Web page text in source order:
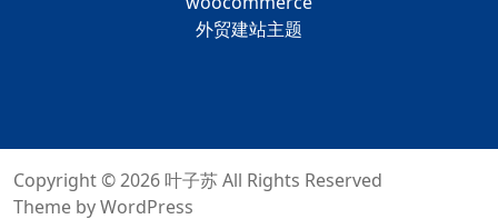
外贸建站主题
Copyright © 2026叶子苏All Rights Reserved
Theme byWordPress